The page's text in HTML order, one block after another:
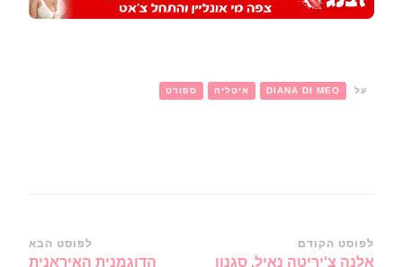
על DIANA DI MEO איטליה ספורט
ניווט
לפוסט הקודם
אלנה צ'יריטה נאיל, סגנון
לפוסט הבא
הדוגמנית האיראנית